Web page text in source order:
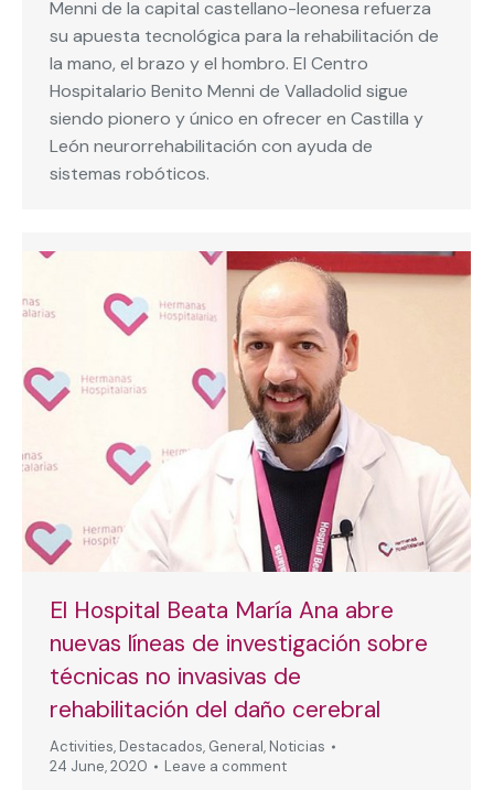
Menni de la capital castellano-leonesa refuerza
su apuesta tecnológica para la rehabilitación de
la mano, el brazo y el hombro. El Centro
Hospitalario Benito Menni de Valladolid sigue
siendo pionero y único en ofrecer en Castilla y
León neurorrehabilitación con ayuda de
sistemas robóticos.
El Hospital Beata María Ana abre
nuevas líneas de investigación sobre
técnicas no invasivas de
rehabilitación del daño cerebral
Activities, Destacados, General, Noticias
24 June, 2020
Leave a comment